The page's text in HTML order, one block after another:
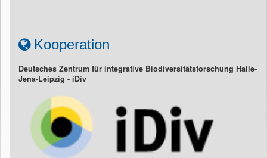
Kooperation
Deutsches Zentrum für integrative Biodiversitätsforschung Halle-
Jena-Leipzig - iDiv